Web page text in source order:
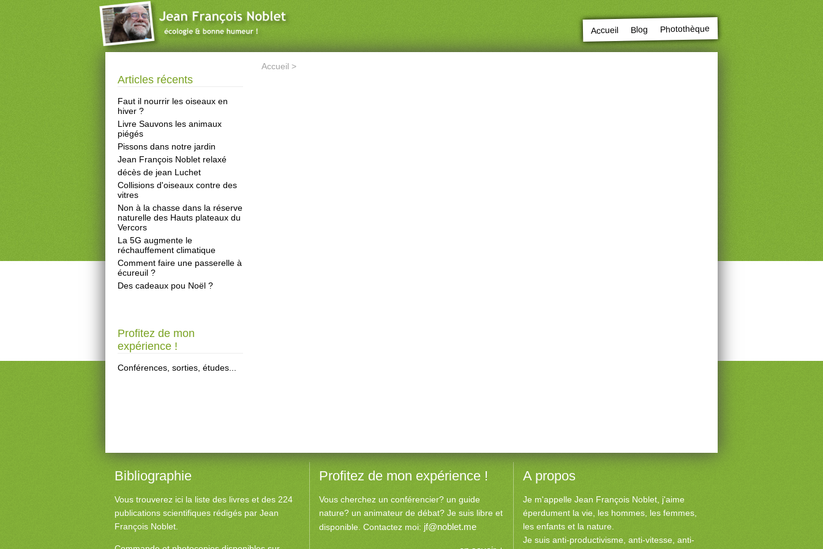
Accueil Blog Photothèque
Articles récents
Faut il nourrir les oiseaux en
hiver ?
Livre Sauvons les animaux
piégés
Pissons dans notre jardin
Jean François Noblet relaxé
décès de jean Luchet
Collisions d'oiseaux contre des
vitres
Non à la chasse dans la réserve
naturelle des Hauts plateaux du
Vercors
La 5G augmente le
réchauffement climatique
Comment faire une passerelle à
écureuil ?
Des cadeaux pou Noël ?
Profitez de mon
expérience !
Conférences, sorties, études...
Accueil >
Bibliographie
Vous trouverez ici la liste des livres et des 224
publications scientifiques rédigés par Jean
François Noblet.
Profitez de mon expérience !
Vous cherchez un conférencier? un guide
nature? un animateur de débat? Je suis libre et
disponible. Contactez moi: jf@noblet.me
A propos
Je m'appelle Jean François Noblet, j'aime
éperdument la vie, les hommes, les femmes,
les enfants et la nature.
Je suis anti-productivisme, anti-vitesse, anti-